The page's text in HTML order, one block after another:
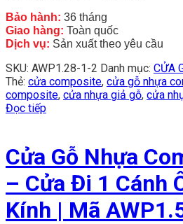
Bảo hành: 36 tháng
Giao hàng: Toàn quốc
Dịch vụ: Sản xuất theo yêu cầu
SKU: AWP1.28-1-2 Danh mục: CỬA
Thẻ: cửa composite, cửa gỗ nhựa
composite, cửa nhựa giả gỗ, cửa
Đọc tiếp
Cửa Gỗ Nhựa
– Cửa Đi 1 Cánh
Kính | Mã